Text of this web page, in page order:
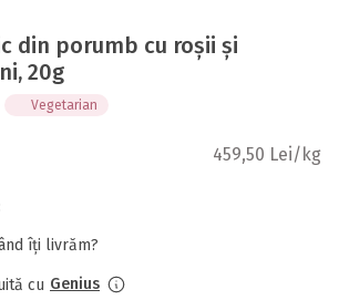
din porumb cu roșii și
20g
Vegetarian
459,50 Lei/kg
îți livrăm?
cu Genius